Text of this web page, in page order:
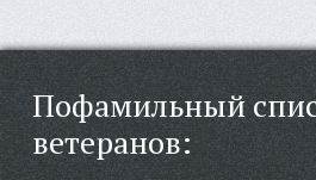
Пофамильный
ветеранов: